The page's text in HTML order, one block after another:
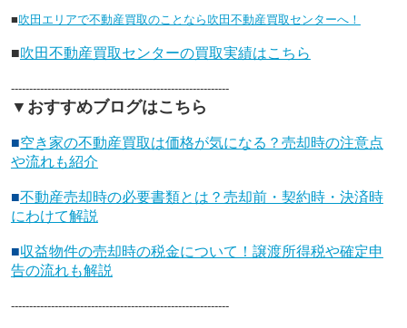
■吹田エリアで不動産買取のことなら吹田不動産買取センターへ！
■吹田不動産買取センターの買取実績はこちら
------------------------------------------------------------
▼おすすめブログはこちら
■空き家の不動産買取は価格が気になる？売却時の注意点
や流れも紹介
■不動産売却時の必要書類とは？売却前・契約時・決済時
にわけて解説
■収益物件の売却時の税金について！譲渡所得税や確定申
告の流れも解説
------------------------------------------------------------